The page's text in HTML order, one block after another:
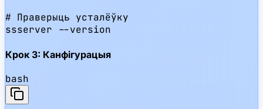
# Праверыць усталёўку
ssserver --version
Крок 3: Канфігурацыя
bash